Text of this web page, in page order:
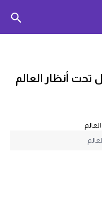
تحت أنظار العالم